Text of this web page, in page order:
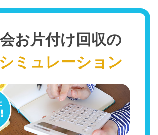
お片付け回収の
ミュレーション